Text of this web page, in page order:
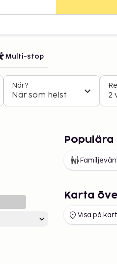
Multi-stop
När?
När som helst 2
Karta
Visa på